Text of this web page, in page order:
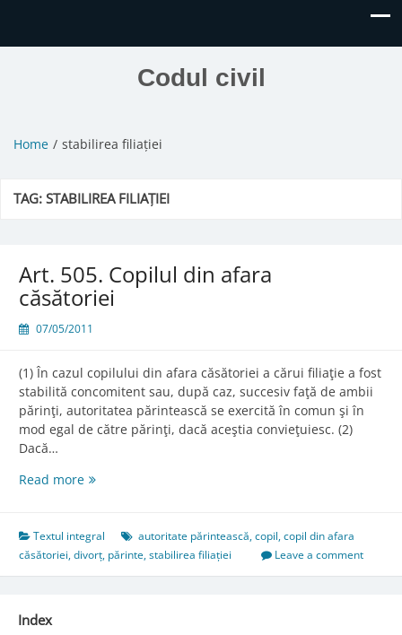
Codul civil
Home stabilirea filiației
TAG:STABILIREA FILIAȚIEI
Art. 505. Copilul din afara
căsătoriei
07/05/2011
(1) În cazul copilului din afara căsătoriei a cărui filiaţie a fost
stabilită concomitent sau, după caz, succesiv faţă de ambii
părinţi, autoritatea părintească se exercită în comun şi în
mod egal de către părinţi, dacă aceştia convieţuiesc. (2)
Dacă…
Read moreArt.
din
afara
căsătoriei
Textul integral autoritate părintească,copil,copil din afara
căsătoriei,divorț, părinte,stabilirea filiației Leave a comment
Index